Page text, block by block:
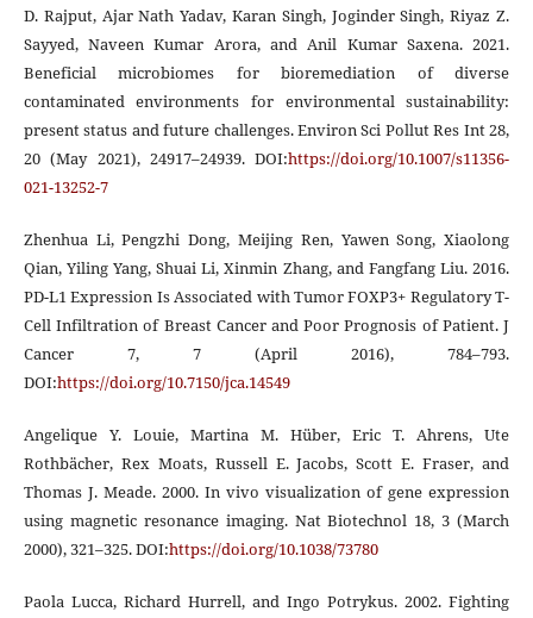
D. Rajput, Ajar Nath Yadav, Karan Singh, Joginder Singh, Riyaz Z.
Sayyed, Naveen Kumar Arora, and Anil Kumar Saxena. 2021.
Beneficial microbiomes for bioremediation of diverse
contaminated environments for environmental sustainability:
present status and future challenges. Environ Sci Pollut Res Int 28,
20 (May 2021), 24917–24939. DOI:https://doi.org/10.1007/s11356-
021-13252-7
Zhenhua Li, Pengzhi Dong, Meijing Ren, Yawen Song, Xiaolong
Qian, Yiling Yang, Shuai Li, Xinmin Zhang, and Fangfang Liu. 2016.
PD-L1 Expression Is Associated with Tumor FOXP3+ Regulatory T-
Cell Infiltration of Breast Cancer and Poor Prognosis of Patient. J
Cancer 7, 7 (April 2016), 784–793.
DOI:https://doi.org/10.7150/jca.14549
Angelique Y. Louie, Martina M. Hüber, Eric T. Ahrens, Ute
Rothbächer, Rex Moats, Russell E. Jacobs, Scott E. Fraser, and
Thomas J. Meade. 2000. In vivo visualization of gene expression
using magnetic resonance imaging. Nat Biotechnol 18, 3 (March
2000), 321–325. DOI:https://doi.org/10.1038/73780
Paola Lucca, Richard Hurrell, and Ingo Potrykus. 2002. Fighting